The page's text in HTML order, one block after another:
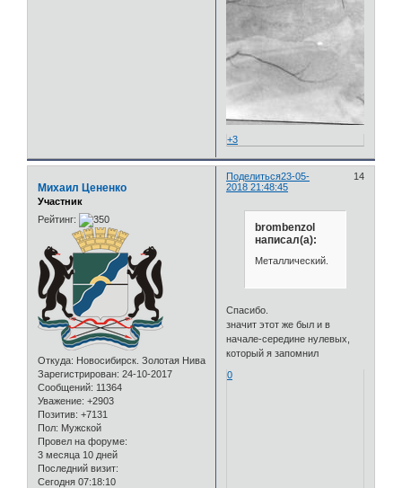
+3
Поделиться 14
23-05-
2018 21:48:45
Михаил Цененко
Участник
Рейтинг:
Откуда: Новосибирск. Золотая Нива
Зарегистрирован: 24-10-2017
Сообщений: 11364
Уважение: +2903
Позитив: +7131
Пол: Мужской
Провел на форуме:
3 месяца 10 дней
Последний визит:
Сегодня 07:18:10
brombenzol
написал(а):
Металлический.
Спасибо.
значит этот же был и в
начале-середине нулевых,
который я запомнил
0